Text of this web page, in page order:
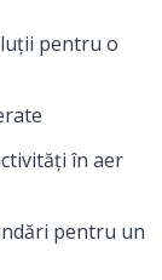
pentru o
în aer
pentru un